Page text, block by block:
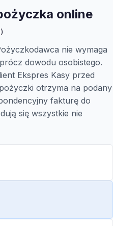
online
nie wymaga
dowodu osobistego.
Ekspres Kasy przed
otrzyma na podany
fakturę do
się wszystkie nie